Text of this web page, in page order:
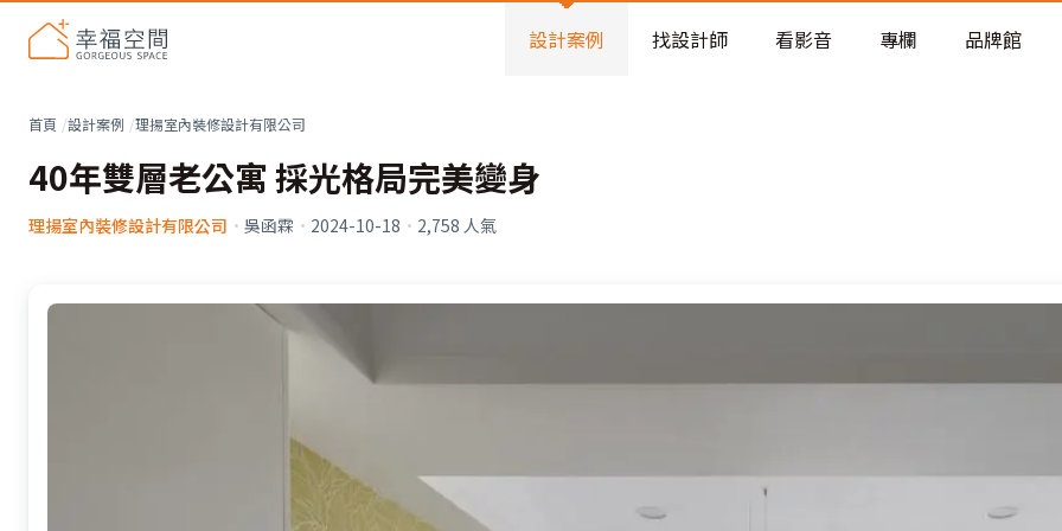
看不見的居家風險和翻新關鍵
老屋預算分配與高 CP 值煥新術
設計案例 找設計師 看影音 專欄 品牌館
首頁 設計案例 理揚室內裝修設計有限公司
40年雙層老公寓 採光格局完美變身
理揚室內裝修設計有限公司 · 吳函霖 · 2024-10-18 · 2,758 人氣